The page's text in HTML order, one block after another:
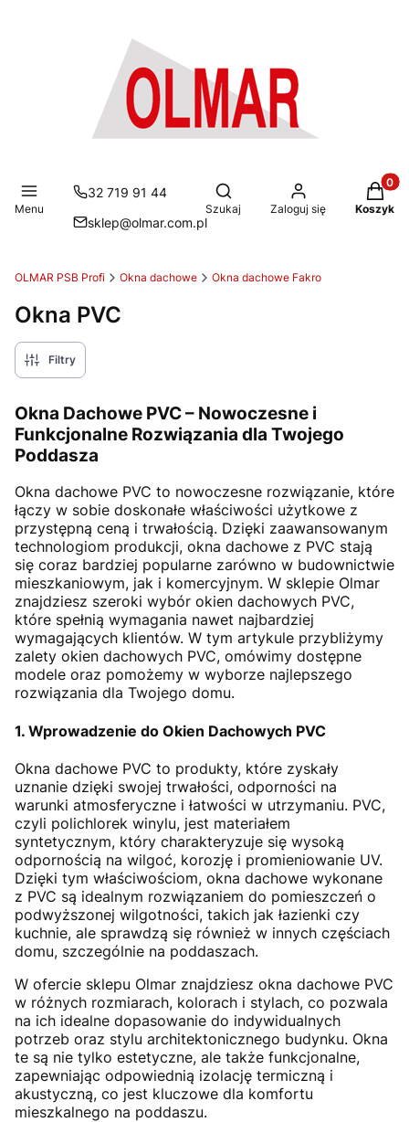
Menu
32 719 91 44
sklep@olmar.com.pl
Otwórz wyszukiwarkę
Szukaj Zaloguj się Koszyk
OLMAR PSB Profi Okna dachowe Okna dachowe Fakro
Okna PVC
Filtry
Okna Dachowe PVC – Nowoczesne i
Funkcjonalne Rozwiązania dla Twojego
Poddasza
Okna dachowe PVC to nowoczesne rozwiązanie, które
łączy w sobie doskonałe właściwości użytkowe z
przystępną ceną i trwałością. Dzięki zaawansowanym
technologiom produkcji, okna dachowe z PVC stają
się coraz bardziej popularne zarówno w budownictwie
mieszkaniowym, jak i komercyjnym. W sklepie Olmar
znajdziesz szeroki wybór okien dachowych PVC,
które spełnią wymagania nawet najbardziej
wymagających klientów. W tym artykule przybliżymy
zalety okien dachowych PVC, omówimy dostępne
modele oraz pomożemy w wyborze najlepszego
rozwiązania dla Twojego domu.
1. Wprowadzenie do Okien Dachowych PVC
Okna dachowe PVC to produkty, które zyskały
uznanie dzięki swojej trwałości, odporności na
warunki atmosferyczne i łatwości w utrzymaniu. PVC,
czyli polichlorek winylu, jest materiałem
syntetycznym, który charakteryzuje się wysoką
odpornością na wilgoć, korozję i promieniowanie UV.
Dzięki tym właściwościom, okna dachowe wykonane
z PVC są idealnym rozwiązaniem do pomieszczeń o
podwyższonej wilgotności, takich jak łazienki czy
kuchnie, ale sprawdzą się również w innych częściach
domu, szczególnie na poddaszach.
W ofercie sklepu Olmar znajdziesz okna dachowe PVC
w różnych rozmiarach, kolorach i stylach, co pozwala
na ich idealne dopasowanie do indywidualnych
potrzeb oraz stylu architektonicznego budynku. Okna
te są nie tylko estetyczne, ale także funkcjonalne,
zapewniając odpowiednią izolację termiczną i
akustyczną, co jest kluczowe dla komfortu
mieszkalnego na poddaszu.